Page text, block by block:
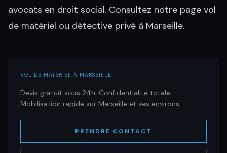
avocats en droit social. Consultez notre page vol
de matériel ou détective privé à Marseille.
VOL DE MATÉRIEL À MARSEILLE
Devis gratuit sous 24h. Confidentialité totale.
Mobilisation rapide sur Marseille et ses environs.
PRENDRE CONTACT